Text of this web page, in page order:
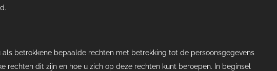
betrokkene bepaalde rechten met betrekking tot de persoonsgegevens
dit zijn en hoe u zich op deze rechten kunt beroepen. In beginsel